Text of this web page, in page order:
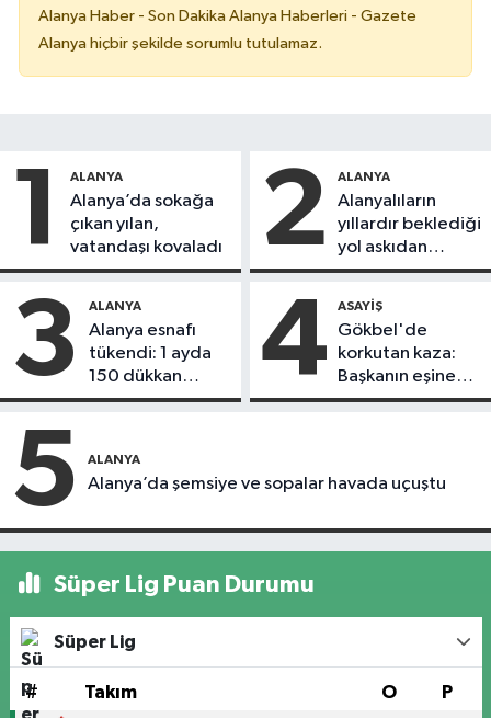
Alanya Haber - Son Dakika Alanya Haberleri - Gazete
Alanya hiçbir şekilde sorumlu tutulamaz.
1 ALANYA
Alanya’da sokağa
çıkan yılan,
vatandaşı kovaladı
2 ALANYA
Alanyalıların
yıllardır beklediği
yol askıdan
döndü
3 ALANYA
Alanya esnafı
tükendi: 1 ayda
150 dükkan
kapandı
4 ASAYIŞ
Gökbel'de
korkutan kaza:
Başkanın eşine
motosiklet çarptı
5 ALANYA
Alanya’da şemsiye ve sopalar havada uçuştu
Süper Lig Puan Durumu
Süper Lig
# Takım O P